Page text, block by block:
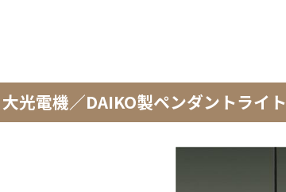
光電機／DAIKO製ペンダントライト